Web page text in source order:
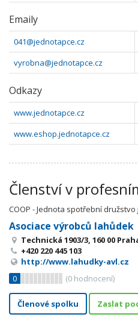
Emaily
041@jednotapce.cz
vyrobna@jednotapce.cz
Odkazy
www.jednotapce.cz
www.eshop.jednotapce.cz
Členství v
COOP - Jednota spotřební
Asociace výrobců lahůdek
Technická 1903/3, 160 00
+420 220 445 103
http://www.lahudky-avl.cz
0
(0 hodnocení)
Členové spolku Zaslat